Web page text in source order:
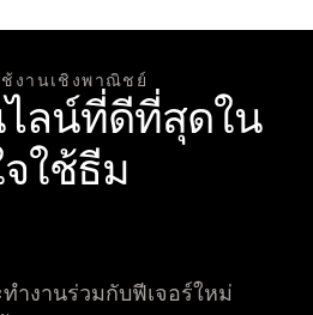
งานเชิงพาณิชย์
ลน์ที่ดีที่สุดใน
ใช้ธีม
ำงานร่วมกับฟีเจอร์ใหม่